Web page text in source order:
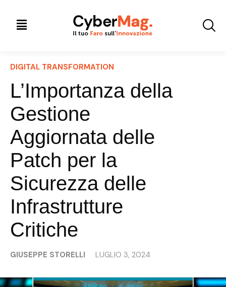
DIGITAL TRANSFORMATION
L’Importanza della
Gestione
Aggiornata delle
Patch per la
Sicurezza delle
Infrastrutture
Critiche
GIUSEPPE STORELLI LUGLIO 3, 2024